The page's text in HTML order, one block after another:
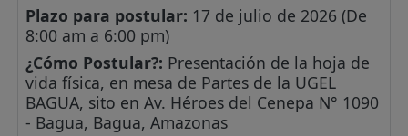
Plazo para postular: 17 de julio de 2026 (De
8:00 am a 6:00 pm)
¿Cómo Postular?: Presentación de la hoja de
vida física, en mesa de Partes de la UGEL
BAGUA, sito en Av. Héroes del Cenepa N° 1090
- Bagua, Bagua, Amazonas